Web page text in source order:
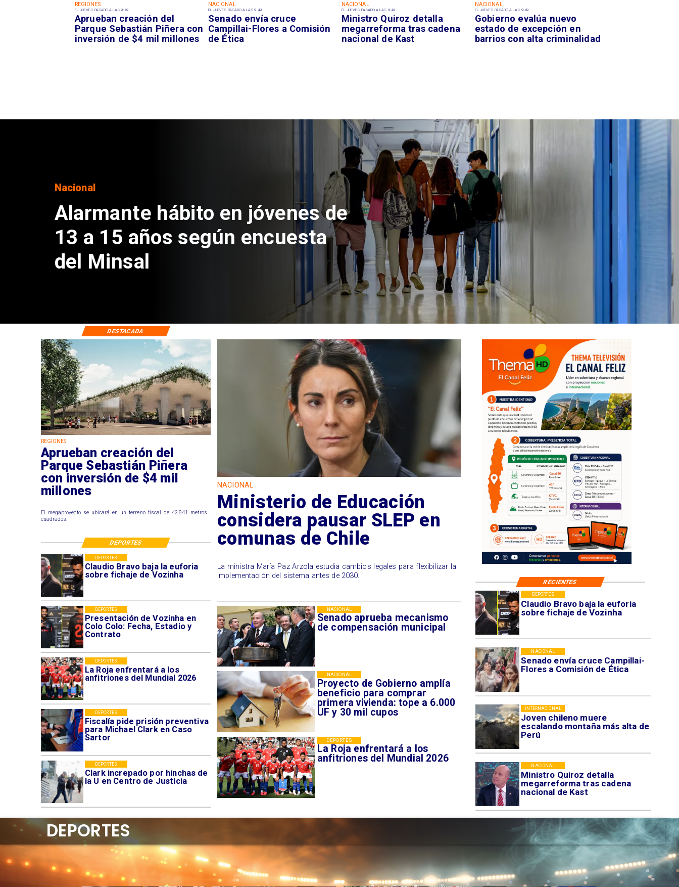
REGIONES
EL JUEVES PASADO A LAS 9:49
Aprueban creación del
Parque Sebastián Piñera con
inversión de $4 mil millones
NACIONAL
EL JUEVES PASADO A LAS 9:49
Senado envía cruce
Campillai-Flores a Comisión
de Ética
NACIONAL
EL JUEVES PASADO A LAS 9:49
Ministro Quiroz detalla
megarreforma tras cadena
nacional de Kast
NACIONAL
EL JUEVES PASADO A LAS 9:49
Gobierno evalúa nuevo
estado de excepción en
barrios con alta criminalidad
Regiones
Aprueban creación del Parque
Sebastián Piñera con inversión
de $4 mil millones
Claudio Bravo baja la euforia
sobre fichaje de Vozinha
DEPORTES
Senado envía cruce Campillai-
Flores a Comisión de Ética
NACIONAL
Joven chileno muere
escalando montaña más alta de
Perú
INTERNACIONAL
Ministro Quiroz detalla
megarreforma tras cadena
nacional de Kast
NACIONAL
Claudio Bravo baja la euforia
sobre fichaje de Vozinha
DEPORTES
Presentación de Vozinha en
Colo Colo: Fecha, Estadio y
Contrato
DEPORTES
La Roja enfrentará a los
anfitriones del Mundial 2026
DEPORTES
Fiscalía pide prisión preventiva
para Michael Clark en Caso
Sartor
DEPORTES
Clark increpado por hinchas de
la U en Centro de Justicia
DEPORTES
Senado aprueba mecanismo
de compensación municipal
NACIONAL
Proyecto de Gobierno amplía
beneficio para comprar
primera vivienda: tope a 6.000
UF y 30 mil cupos
NACIONAL
La Roja enfrentará a los
anfitriones del Mundial 2026
DEPORTES
REGIONES
Aprueban creación del
Parque Sebastián Piñera
con inversión de $4 mil
millones
El megaproyecto se ubicará en un terreno fiscal de 42.841 metros
cuadrados.
NACIONAL
Ministerio de Educación
considera pausar SLEP en
comunas de Chile
La ministra María Paz Arzola estudia cambios legales para flexibilizar la
implementación del sistema antes de 2030.
RECIENTES
DESTACADA
DEPORTES
DEPORTES